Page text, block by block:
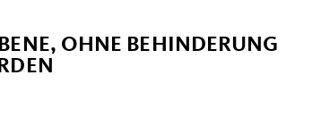
OHNE BEHINDERUNG